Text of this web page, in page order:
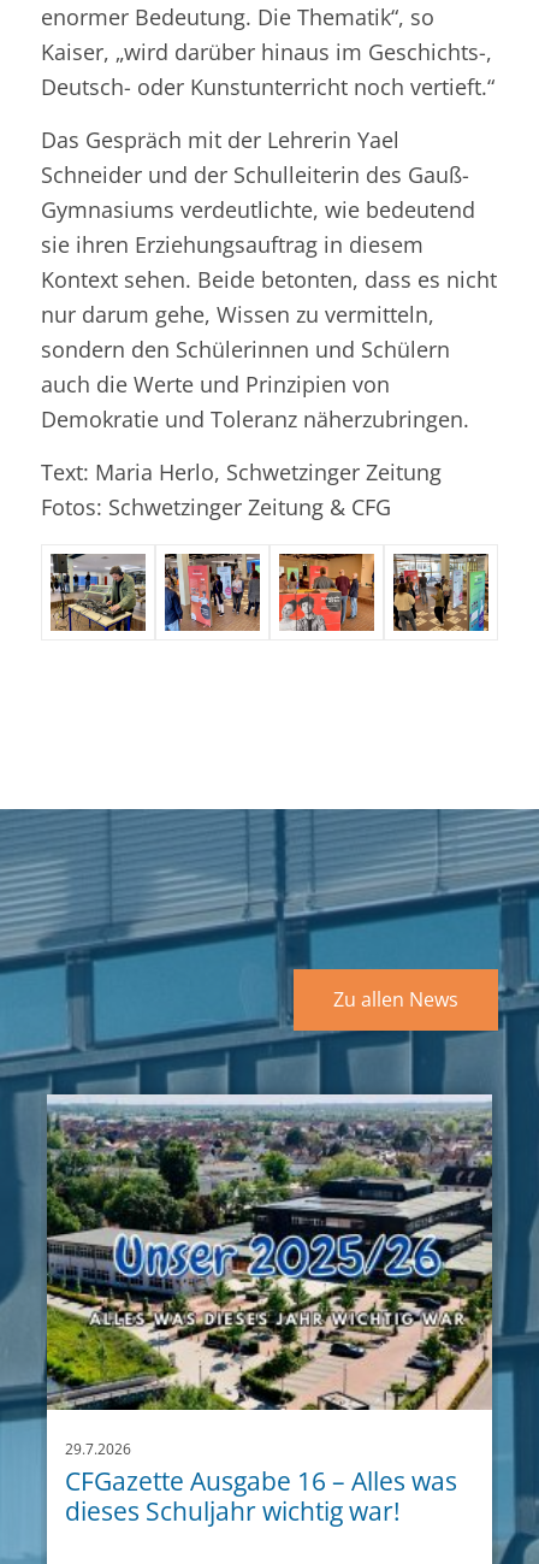
enormer Bedeutung. Die Thematik“, so
Kaiser, „wird darüber hinaus im Geschichts-,
Deutsch- oder Kunstunterricht noch vertieft.“
Das Gespräch mit der Lehrerin Yael
Schneider und der Schulleiterin des Gauß-
Gymnasiums verdeutlichte, wie bedeutend
sie ihren Erziehungsauftrag in diesem
Kontext sehen. Beide betonten, dass es nicht
nur darum gehe, Wissen zu vermitteln,
sondern den Schülerinnen und Schülern
auch die Werte und Prinzipien von
Demokratie und Toleranz näherzubringen.
Text: Maria Herlo, Schwetzinger Zeitung
Fotos: Schwetzinger Zeitung & CFG
Zu allen News
29.7.2026
CFGazette Ausgabe 16 – Alles was
dieses Schuljahr wichtig war!